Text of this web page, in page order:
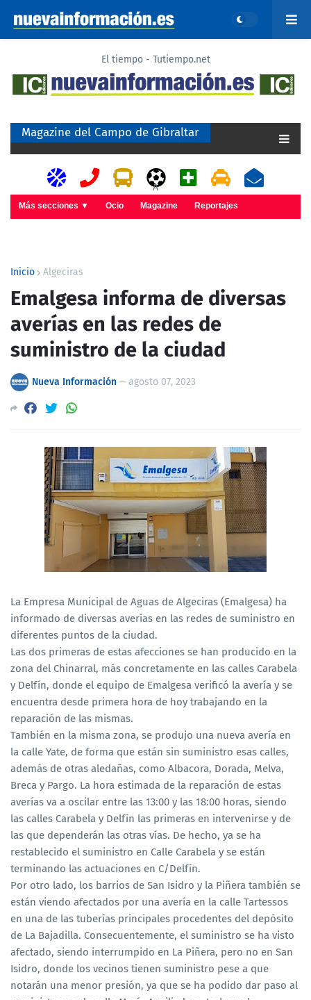
El tiempo - Tutiempo.net
Magazine del Campo de Gibraltar
A
Más secciones ▼ Ocio Magazine Reportajes
Inicio Algeciras
Emalgesa informa de diversas
averías en las redes de
suministro de la ciudad
Nueva Información—agosto 07, 2023
La Empresa Municipal de Aguas de Algeciras (Emalgesa) ha
informado de diversas averías en las redes de suministro en
diferentes puntos de la ciudad.
Las dos primeras de estas afecciones se han producido en la
zona del Chinarral, más concretamente en las calles Carabela
y Delfín, donde el equipo de Emalgesa verificó la avería y se
encuentra desde primera hora de hoy trabajando en la
reparación de las mismas.
También en la misma zona, se produjo una nueva avería en
la calle Yate, de forma que están sin suministro esas calles,
además de otras aledañas, como Albacora, Dorada, Melva,
Breca y Pargo. La hora estimada de la reparación de estas
averías va a oscilar entre las 13:00 y las 18:00 horas, siendo
las calles Carabela y Delfín las primeras en intervenirse y de
las que dependerán las otras vías. De hecho, ya se ha
restablecido el suministro en Calle Carabela y se están
terminando las actuaciones en C/Delfín.
Por otro lado, los barrios de San Isidro y la Piñera también se
están viendo afectados por una avería en la calle Tartessos
en una de las tuberías principales procedentes del depósito
de La Bajadilla. Consecuentemente, el suministro se ha visto
afectado, siendo interrumpido en La Piñera, pero no en San
Isidro, donde los vecinos tienen suministro pese a que
notarán una menor presión, ya que se ha podido dar paso al